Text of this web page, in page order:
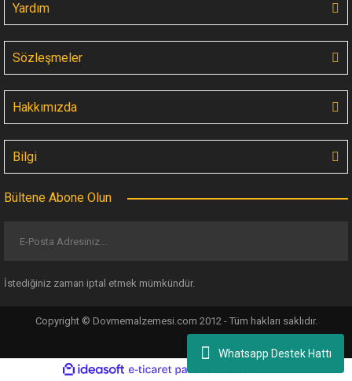
Whatsapp Destek Hattı
Yardım
Sözleşmeler
Hakkımızda
Bilgi
Bültene Abone Olun
İstediğiniz zaman iptal etmek mümkündür.
Copyright © Dovmemalzemesi.com 2012 - Tüm hakları saklıdır.
ideasoft